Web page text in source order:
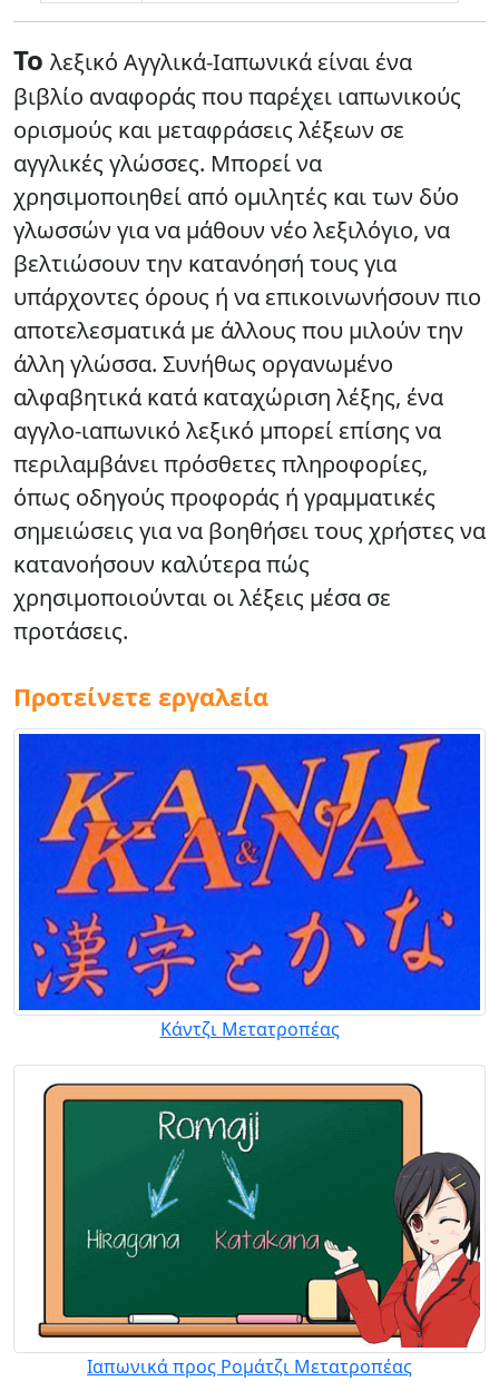
Το λεξικό Αγγλικά-Ιαπωνικά είναι ένα
βιβλίο αναφοράς που παρέχει ιαπωνικούς
ορισμούς και μεταφράσεις λέξεων σε
αγγλικές γλώσσες. Μπορεί να
χρησιμοποιηθεί από ομιλητές και των δύο
γλωσσών για να μάθουν νέο λεξιλόγιο, να
βελτιώσουν την κατανόησή τους για
υπάρχοντες όρους ή να επικοινωνήσουν πιο
αποτελεσματικά με άλλους που μιλούν την
άλλη γλώσσα. Συνήθως οργανωμένο
αλφαβητικά κατά καταχώριση λέξης, ένα
αγγλο-ιαπωνικό λεξικό μπορεί επίσης να
περιλαμβάνει πρόσθετες πληροφορίες,
όπως οδηγούς προφοράς ή γραμματικές
σημειώσεις για να βοηθήσει τους χρήστες να
κατανοήσουν καλύτερα πώς
χρησιμοποιούνται οι λέξεις μέσα σε
προτάσεις.
Προτείνετε εργαλεία
Κάντζι Μετατροπέας
Ιαπωνικά προς Ρομάτζι Μετατροπέας